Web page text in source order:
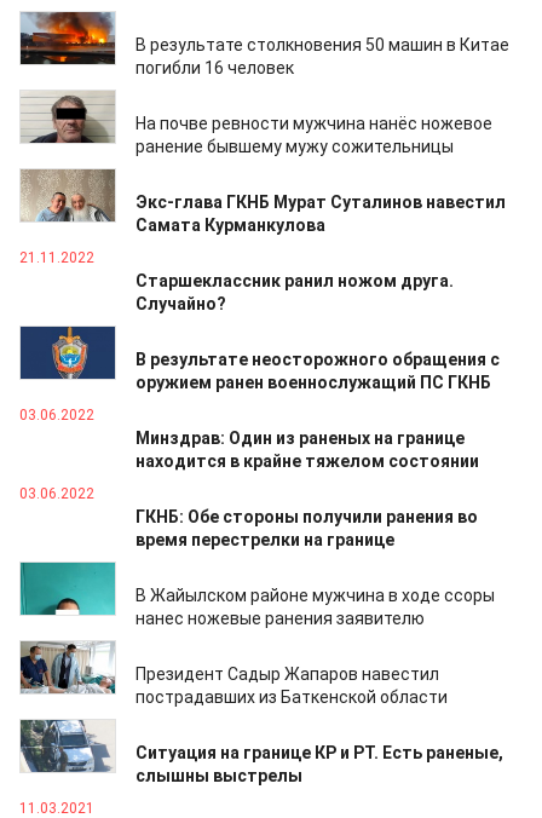
06.02.2023
В результате столкновения 50 машин в Китае
погибли 16 человек
20.12.2022
На почве ревности мужчина нанёс ножевое
ранение бывшему мужу сожительницы
21.11.2022
Экс-глава ГКНБ Мурат Суталинов навестил
Самата Курманкулова
21.11.2022
Старшеклассник ранил ножом друга.
Случайно?
23.10.2022
В результате неосторожного обращения с
оружием ранен военнослужащий ПС ГКНБ
03.06.2022
Минздрав: Один из раненых на границе
находится в крайне тяжелом состоянии
03.06.2022
ГКНБ: Обе стороны получили ранения во
время перестрелки на границе
15.05.2022
В Жайылском районе мужчина в ходе ссоры
нанес ножевые ранения заявителю
01.05.2021
Президент Садыр Жапаров навестил
пострадавших из Баткенской области
29.04.2021
Ситуация на границе КР и РТ. Есть раненые,
слышны выстрелы
11.03.2021